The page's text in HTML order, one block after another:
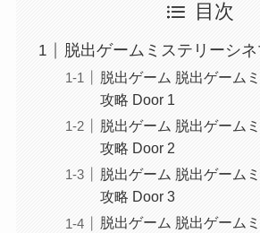
目次
脱出ゲームミステリーシ
脱出ゲーム 脱出ゲーム
攻略 Door 1
脱出ゲーム 脱出ゲーム
攻略 Door 2
脱出ゲーム 脱出ゲーム
攻略 Door 3
脱出ゲーム 脱出ゲーム